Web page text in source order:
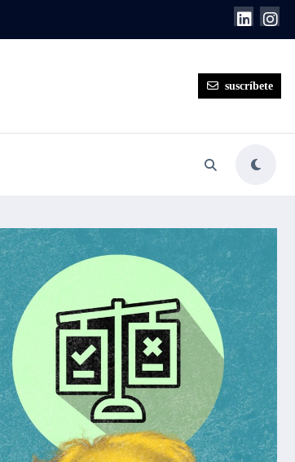
suscríbete